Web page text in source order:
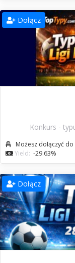
Dołącz
Konkurs -
Możesz dołączyć
Yield: -29.63%
Dołącz